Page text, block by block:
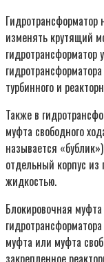
Гидротрансформатор
изменять крутящий
гидротрансформатор
турбинного и
Также в
муфта свободного
называется
отдельный корпус из
жидкостью.
Блокировочная
муфта или муфта
закрепленное